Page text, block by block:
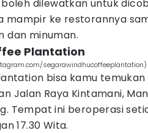
dilewatkan untuk
mampir ke restorannya
dan minuman.
Plantation
segarawindhucoffeeplantation)
bisa kamu temukan
Jalan Raya Kintamani,
Tempat ini beroperasi
17.30 Wita.